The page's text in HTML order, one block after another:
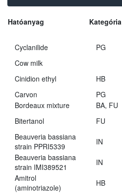
Hatóanyag Kategória
Cyclanilide PG
Cow milk
Cinidion ethyl
HB
Carvon
PG
Bordeaux mixture
BA, FU
Bitertanol
FU
Beauveria bassiana
strain PPRI5339
IN
Beauveria bassiana
strain IMI389521
IN
Amitrol
(aminotriazole)
HB